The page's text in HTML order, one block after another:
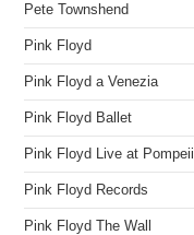
Pete Townshend
Pink Floyd
Pink Floyd a Venezia
Pink Floyd Ballet
Pink Floyd Live at Pompeii
Pink Floyd Records
Pink Floyd The Wall